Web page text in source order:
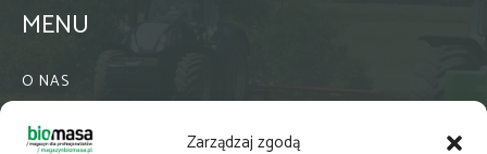
Zarządzaj zgodą
MENU
O NAS
WSPÓŁPRACA